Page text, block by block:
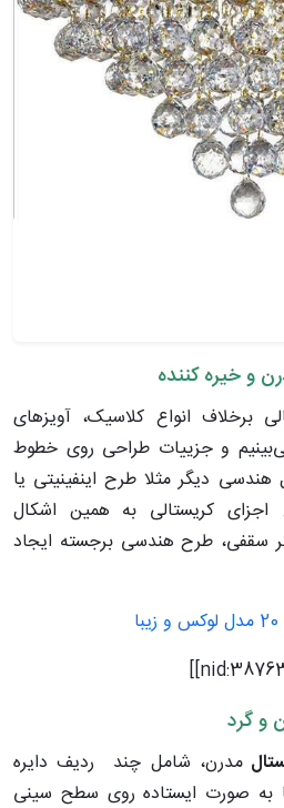
و خیره کننده
برخلاف انواع کلاسیک، آویزهای
و جزییات طراحی روی خطوط
هندسی دیگر مثلا طرح اینفینیتی یا
اجزای کریستالی به همین اشکال
سقفی، طرح هندسی برجسته ایجاد
]]
و گرد
مدرن، شامل چند ردیف دایره
به صورت ایستاده روی سطح سینی